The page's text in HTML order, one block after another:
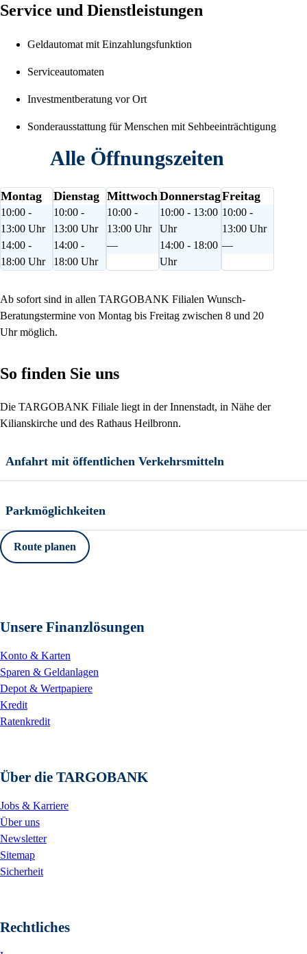
Service und Dienstleistungen
Geldautomat mit Einzahlungsfunktion
Serviceautomaten
Investmentberatung vor Ort
Sonderausstattung für Menschen mit Sehbeeinträchtigung
Alle Öffnungszeiten
Montag
10:00 -
13:00 Uhr
14:00 -
18:00 Uhr
Dienstag
10:00 -
13:00 Uhr
14:00 -
18:00 Uhr
Mittwoch
10:00 -
13:00 Uhr
—
Donnerstag
10:00 - 13:00
Uhr
14:00 - 18:00
Uhr
Freitag
10:00 -
13:00 Uhr
—
Ab sofort sind in allen TARGOBANK Filialen Wunsch-
Beratungstermine von Montag bis Freitag zwischen 8 und 20
Uhr möglich.
So finden Sie uns
Die TARGOBANK Filiale liegt in der Innenstadt, in Nähe der
Kilianskirche und des Rathaus Heilbronn.
Anfahrt mit öffentlichen Verkehrsmitteln
Parkmöglichkeiten
Route planen
Unsere Finanzlösungen
Konto & Karten
Sparen & Geldanlagen
Depot & Wertpapiere
Kredit
Ratenkredit
Über die TARGOBANK
Jobs & Karriere
Über uns
Newsletter
Sitemap
Sicherheit
Rechtliches